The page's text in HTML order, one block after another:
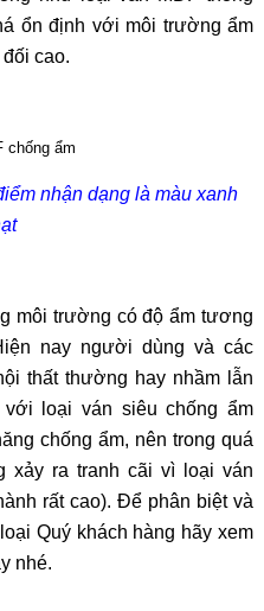
ổn định với môi trường ẩm
cao.
nhận dạng là màu xanh
môi trường có độ ẩm tương
nay người dùng và các
thất thường hay nhầm lẫn
loại ván siêu chống ẩm
chống ẩm, nên trong quá
xảy ra tranh cãi vì loại ván
rất cao). Để phân biệt và
Quý khách hàng hãy xem
nhé.